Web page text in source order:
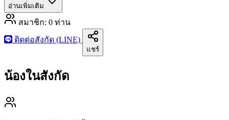
อ่านเพิ่มเติม
สมาชิก: 0 ท่าน
ติดต่อสังกัด (LINE)
แชร์
น้องในสังกัด